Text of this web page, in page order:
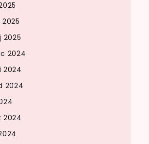
2025
2024
2024
2024
2024